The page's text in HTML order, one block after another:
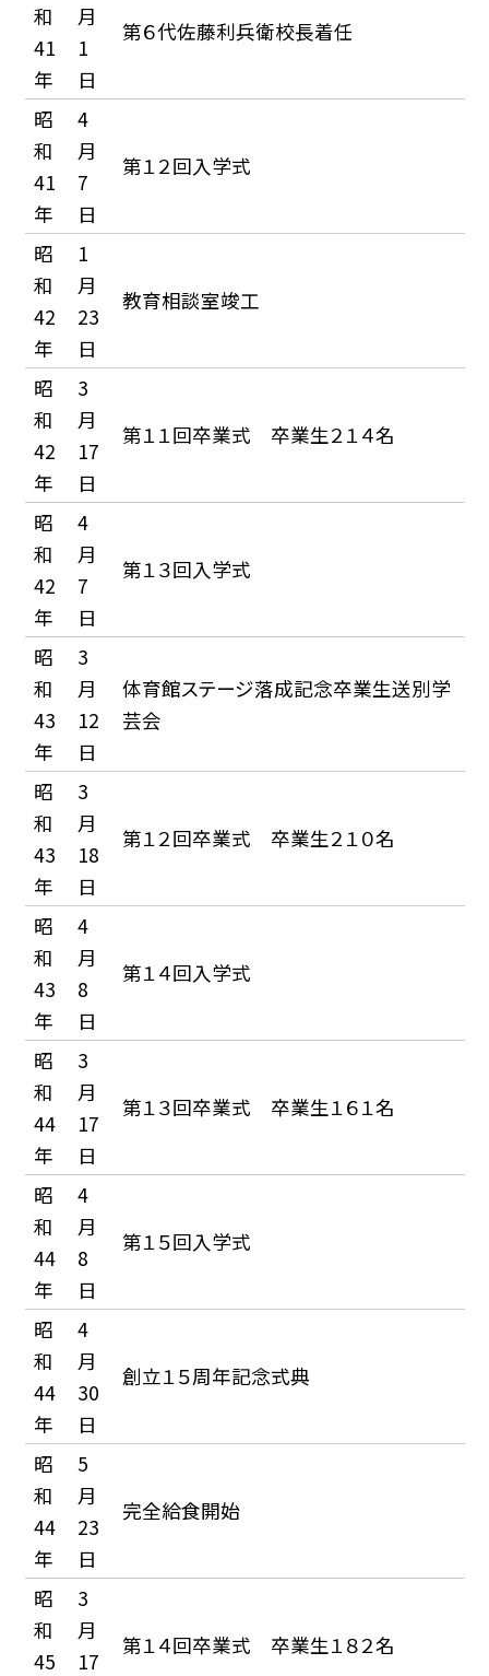
和
41
年
月
1
日
第６代佐藤利兵衛校長着任
昭
和
41
年
4
月
7
日
第１２回入学式
昭
和
42
年
1
月
23
日
教育相談室竣工
昭
和
42
年
3
月
17
日
第１１回卒業式 卒業生２１４名
昭
和
42
年
4
月
7
日
第１３回入学式
昭
和
43
年
3
月
12
日
体育館ステージ落成記念卒業生送別学
芸会
昭
和
43
年
3
月
18
日
第１２回卒業式 卒業生２１０名
昭
和
43
年
4
月
8
日
第１４回入学式
昭
和
44
年
3
月
17
日
第１３回卒業式 卒業生１６１名
昭
和
44
年
4
月
8
日
第１５回入学式
昭
和
44
年
4
月
30
日
創立１５周年記念式典
昭
和
44
年
5
月
23
日
完全給食開始
昭
和
45
3
月
17
第１４回卒業式 卒業生１８２名